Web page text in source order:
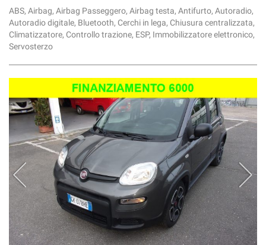
ABS, Airbag, Airbag Passeggero, Airbag testa, Antifurto, Autoradio,
Autoradio digitale, Bluetooth, Cerchi in lega, Chiusura centralizzata,
Climatizzatore, Controllo trazione, ESP, Immobilizzatore elettronico,
Servosterzo